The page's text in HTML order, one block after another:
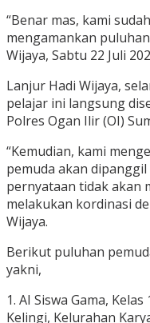
“Benar mas, kami
mengamankan
Wijaya, Sabtu 22 Juli
Lanjur Hadi Wijaya,
pelajar ini langsung
Polres Ogan Ilir (OI)
“Kemudian, kami
pemuda akan
pernyataan tidak akan
melakukan kordinasi
Wijaya.
Berikut puluhan
yakni,
1. AI Siswa Gama,
Kelingi, Kelurahan